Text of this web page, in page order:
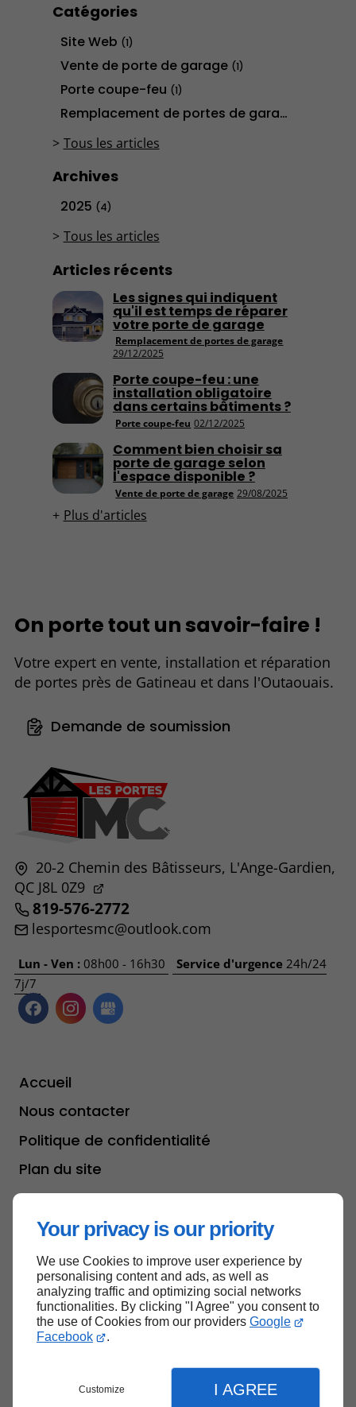
Your privacy is our priority
We use Cookies to improve user experience by
personalising content and ads, as well as
analyzing traffic and optimizing social networks
functionalities. By clicking "I Agree" you consent to
the use of Cookies from our providers Google
Facebook
.
Customize I AGREE
Catégories
Site Web (1)
Vente de porte de garage (1)
Porte coupe-feu (1)
Remplacement de portes de garage
Tous les articles
Archives
2025 (4)
Tous les articles
Articles récents
Remplacement de portes de garage
29/12/2025
Les signes qui indiquent
qu'il est temps de réparer
votre porte de garage
Porte coupe-feu 02/12/2025
Porte coupe-feu : une
installation obligatoire
dans certains bâtiments ?
Vente de porte de garage 29/08/2025
Comment bien choisir sa
porte de garage selon
l'espace disponible ?
Plus d'articles
20-2 Chemin des Bâtisseurs, L'Ange-Gardien,
QC J8L 0Z9
819-576-2772
lesportesmc@outlook.com
Lun - Ven :08h00 - 16h30 Service d'urgence 24h/24
7j/7
Accueil
Nous contacter
Politique de confidentialité
Plan du site
On porte tout un savoir-faire !
Votre expert en vente, installation et réparation
de portes près de Gatineau et dans l'Outaouais.
Demande de soumission